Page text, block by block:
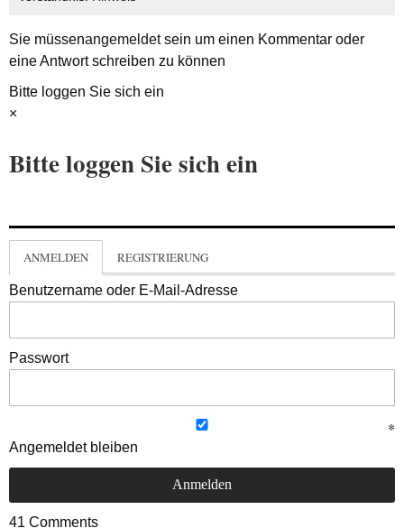
Sie müssenangemeldetsein um einen Kommentar oder
eine Antwort schreiben zu können
Bitte loggen Sie sich ein
×
Bitte loggen Sie sich ein
ANMELDEN REGISTRIERUNG
Benutzername oder E-Mail-Adresse
Passwort
Angemeldet bleiben
41 Comments